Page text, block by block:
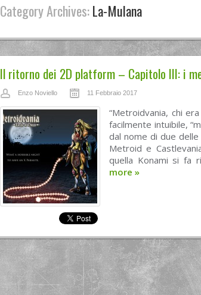
Category Archives:La-Mulana
Il ritorno dei 2D platform – Capitolo III: i
Enzo Noviello 11 Febbraio 2017
“Metroidvania, chi
facilmente intuibile,
dal nome di due
Metroid e
quella Konami si fa
more »